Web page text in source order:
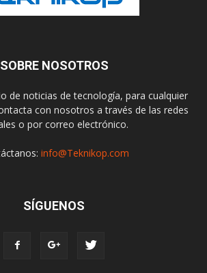
SOBRE NOSOTROS
de noticias de tecnología, para cualquier
con nosotros a través de las redes
o por correo electrónico.
info@Teknikop.com
SÍGUENOS